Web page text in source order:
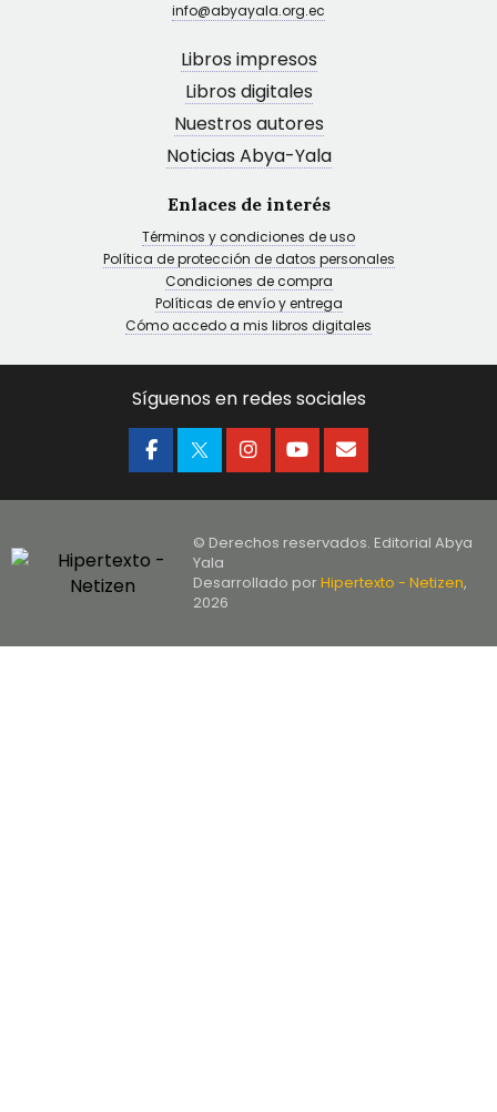
info@abyayala.org.ec
Libros impresos
Libros digitales
Nuestros autores
Noticias Abya-Yala
Enlaces de interés
Términos y condiciones de uso
Política de protección de datos personales
Condiciones de compra
Políticas de envío y entrega
Cómo accedo a mis libros digitales
Síguenos en redes sociales
© Derechos reservados. Editorial Abya
Yala
Desarrollado porHipertexto - Netizen,
2026